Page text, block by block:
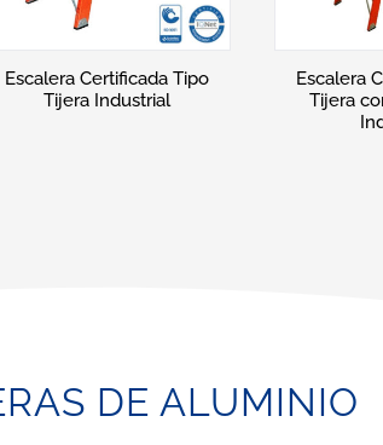
Escalera Certificada Tipo
Sencilla Comercial
Escalera
Tijera
DE ALUMINIO